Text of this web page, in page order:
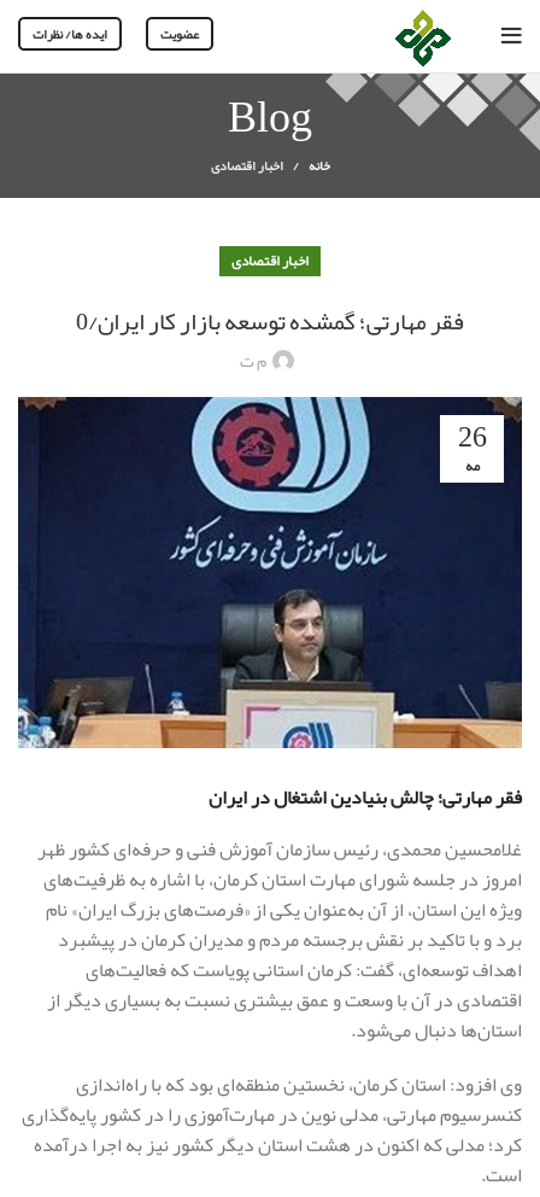
عضویت ایده ها/ نظرات
Blog
خانه اخبار اقتصادی
اخبار اقتصادی
فقر مهارتی؛ گمشده توسعه بازار کار ایران/0
م ت
26
مه
فقر مهارتی؛ چالش بنیادین اشتغال در ایران
غلامحسین محمدی، رئیس سازمان آموزش فنی و حرفه‌ای کشور ظهر
امروز در جلسه شورای مهارت استان کرمان، با اشاره به ظرفیت‌های
ویژه این استان، از آن به‌عنوان یکی از «فرصت‌های بزرگ ایران» نام
برد و با تاکید بر نقش برجسته مردم و مدیران کرمان در پیشبرد
اهداف توسعه‌ای، گفت: کرمان استانی پویاست که فعالیت‌های
اقتصادی در آن با وسعت و عمق بیشتری نسبت به بسیاری دیگر از
استان‌ها دنبال می‌شود.
وی افزود: استان کرمان، نخستین منطقه‌ای بود که با راه‌اندازی
کنسرسیوم مهارتی، مدلی نوین در مهارت‌آموزی را در کشور پایه‌گذاری
کرد؛ مدلی که اکنون در هشت استان دیگر کشور نیز به اجرا درآمده
است.